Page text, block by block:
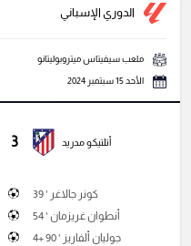
الدوري الإسباني
ملعب سيفيتاس ميتروبوليتانو
الأحد 15 سبتمبر 2024
أتلتيكو مدريد 3
كونر جالاغر ' 39
أنطوان غريزمان ' 54
جوليان ألفاريز ' 90 +4